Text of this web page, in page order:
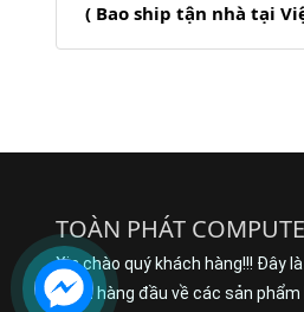
( Bao ship tận nhà tại
TOÀN PHÁT
Xin chào quý khách hàng!!! Đây
buôn hàng đầu về các sản